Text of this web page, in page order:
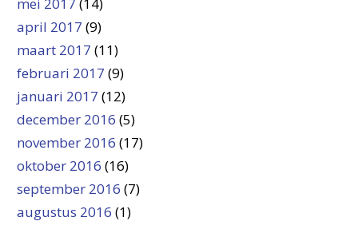
mei 2017 (14)
april 2017 (9)
maart 2017 (11)
februari 2017 (9)
januari 2017 (12)
december 2016 (5)
november 2016 (17)
oktober 2016 (16)
september 2016 (7)
augustus 2016 (1)